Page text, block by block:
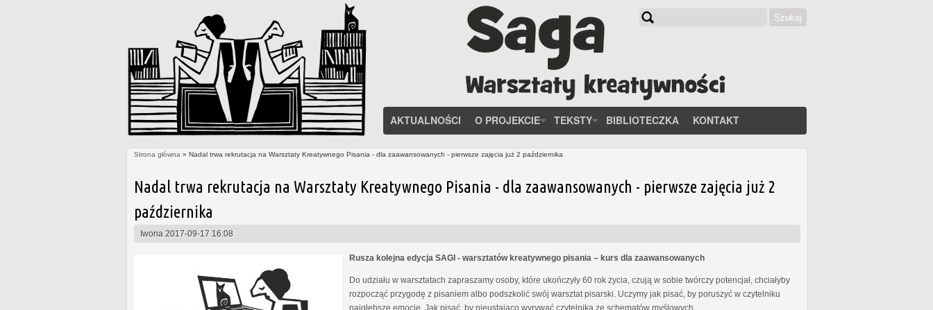
Szukaj
AKTUALNOŚCI O PROJEKCIE TEKSTY BIBLIOTECZKA KONTAKT
Strona główna » Nadal trwa rekrutacja na Warsztaty Kreatywnego Pisania - dla zaawansowanych - pierwsze zajęcia już 2 października
Nadal trwa rekrutacja na Warsztaty Kreatywnego Pisania - dla zaawansowanych - pierwsze zajęcia już 2
października
Iwona 2017-09-17 16:08
Rusza kolejna edycja SAGI - warsztatów kreatywnego pisania – kurs dla zaawansowanych
Do udziału w warsztatach zapraszamy osoby, które ukończyły 60 rok życia, czują w sobie twórczy potencjał, chciałyby
rozpocząć przygodę z pisaniem albo podszkolić swój warsztat pisarski. Uczymy jak pisać, by poruszyć w czytelniku
najgłębsze emocje. Jak pisać, by nieustająco wyrywać czytelnika ze schematów myślowych.